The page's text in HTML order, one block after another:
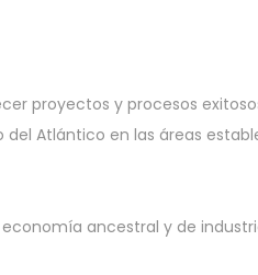
proyectos y procesos
Atlántico en las áreas
ancestral y de